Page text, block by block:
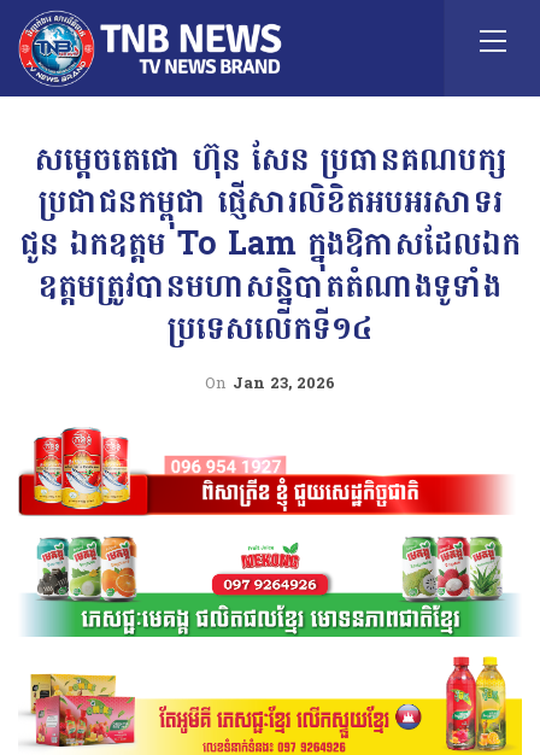
សម្តេចតេជោ ហ៊ុន សែន ប្រធានគណបក្ស
ប្រជាជនកម្ពុជា ផ្ញើសារលិខិតអបអរសាទរ
ជូន ឯកឧត្តម To Lam ក្នុងឱកាសដែលឯក
ឧត្តមត្រូវបានមហាសន្និបាតតំណាងទូទាំង
ប្រទេសលើកទី១៤
On Jan 23, 2026